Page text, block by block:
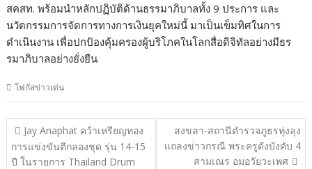
สคสท. พร้อมนำหลักปฏิบัติด้านธรรมาภิบาลทั้ง 9 ประการ และ
นวัตกรรมการจัดการทางการเงินยุคใหม่นี้ มาเป็นเข็มทิศในการ
ดำเนินงาน เพื่อปกป้องคุ้มครองผู้บริโภคในโลกสื่อดิจิทัลอย่างมีธร
รมาภิบาลอย่างยั่งยืน
โฟกัสข่าวเด่น
แนะแนว
เรื่อง
Jay Anaphat คว้าเหรียญทอง
การแข่งขันตีกลองชุด รุ่น 14-15
ปี ในรายการ Thailand Drum
สงขลา-สถานีตำรวจภูธรทุ่งลุง
แถลงข่าวกรณี พระครูดังบังคับ 4
สามเณร อมอวัยวะเพศ